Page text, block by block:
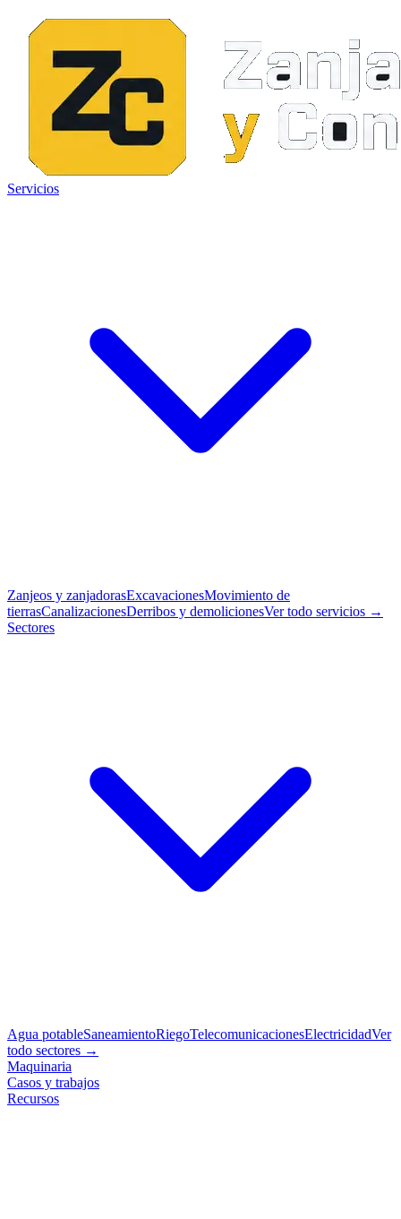
Servicios
Zanjeos y zanjadorasExcavacionesMovimiento de
tierrasCanalizacionesDerribos y demolicionesVer todo servicios →
Sectores
Agua potableSaneamientoRiegoTelecomunicacionesElectricidadVer
todo sectores →
Maquinaria
Casos y trabajos
Recursos